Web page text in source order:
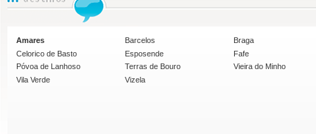
Amares Barcelos
Braga
Celorico de Basto
Esposende
Fafe
Póvoa de Lanhoso
Terras de Bouro
Vieira do Minho
Vila Verde
Vizela